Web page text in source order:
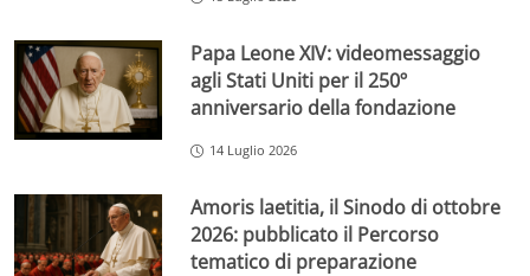
Papa Leone XIV: videomessaggio
agli Stati Uniti per il 250º
anniversario della fondazione
14 Luglio 2026
Amoris laetitia, il Sinodo di ottobre
2026: pubblicato il Percorso
tematico di preparazione